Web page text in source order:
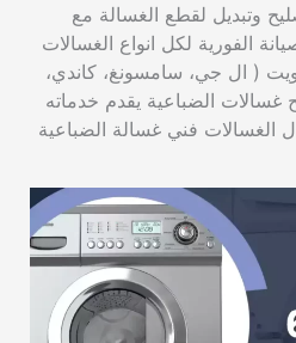
وتبديل لقطع الغسالة مع
الفورية لكل انواع الغسالات
( ال جي، سامسونغ، كاندي،
غسالات الضباعية يقدم خدماته
فني غسالة الضباعية